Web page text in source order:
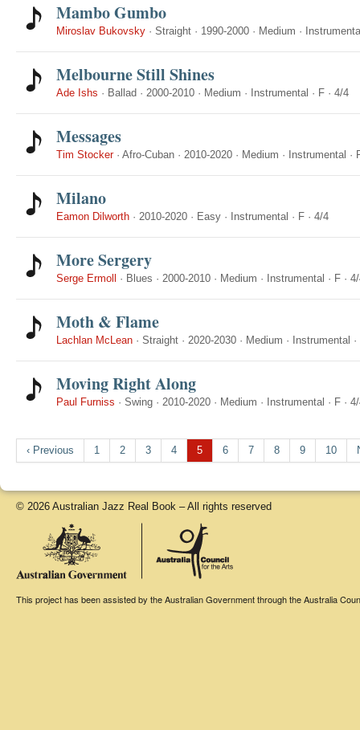
Mambo Gumbo
Miroslav Bukovsky · Straight · 1990-2000 · Medium ·
Melbourne Still Shines
Ade Ishs · Ballad · 2000-2010 · Medium · Instrumental · F · 4/4
Messages
Tim Stocker· Afro-Cuban · 2010-2020 · Medium · Instrumental ·
Milano
Eamon Dilworth · 2010-2020 · Easy · Instrumental · F · 4/4
More Sergery
Serge Ermoll · Blues · 2000-2010 · Medium · Instrumental · F ·
Moth & Flame
Lachlan McLean · Straight · 2020-2030 · Medium · Instrumental ·
Moving Right Along
Paul Furniss · Swing · 2010-2020 · Medium · Instrumental · F ·
‹ Previous 1 2 3 4 5 6 7 8 9 10
© 2026 Australian Jazz Real Book – All rights reserved
This project has been assisted by the Australian Government through the Australia